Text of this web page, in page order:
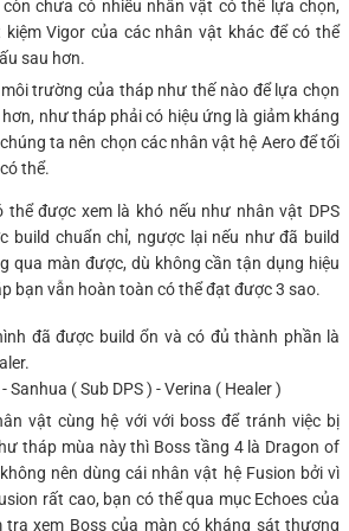
chưa có nhiều nhân vật có thể lựa chọn,
Vigor của các nhân vật khác để có thể
sau hơn.
trường của tháp như thế nào để lựa chọn
như tháp phải có hiệu ứng là giảm kháng
ta nên chọn các nhân vật hệ Aero để tối
thể.
được xem là khó nếu như nhân vật DPS
build chuẩn chỉ, ngược lại nếu như đã build
qua màn được, dù không cần tận dụng hiệu
bạn vẫn hoàn toàn có thể đạt được 3 sao.
đã được build ổn và có đủ thành phần là
Sanhua ( Sub DPS ) - Verina ( Healer )
vật cùng hệ với với boss để tránh việc bị
tháp mùa này thì Boss tầng 4 là Dragon of
nên dùng cái nhân vật hệ Fusion bởi vì
rất cao, bạn có thể qua mục Echoes của
tra xem Boss của màn có kháng sát thương